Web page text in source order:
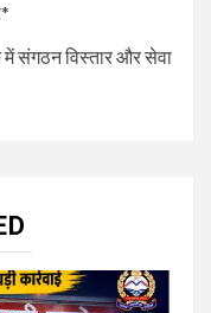
संगठन विस्तार और सेवा